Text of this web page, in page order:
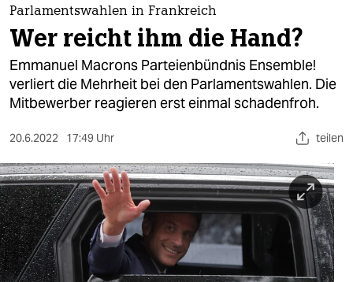
themen
politik
öko
sport
berlin
nord
Parlamentswahlen in Frankreich
Wer reicht ihm die Hand?
Emmanuel Macrons Parteienbündnis Ensemble!
verliert die Mehrheit bei den Parlamentswahlen. Die
Mitbewerber reagieren erst einmal schadenfroh.
20.6.2022 17:49 Uhr teilen